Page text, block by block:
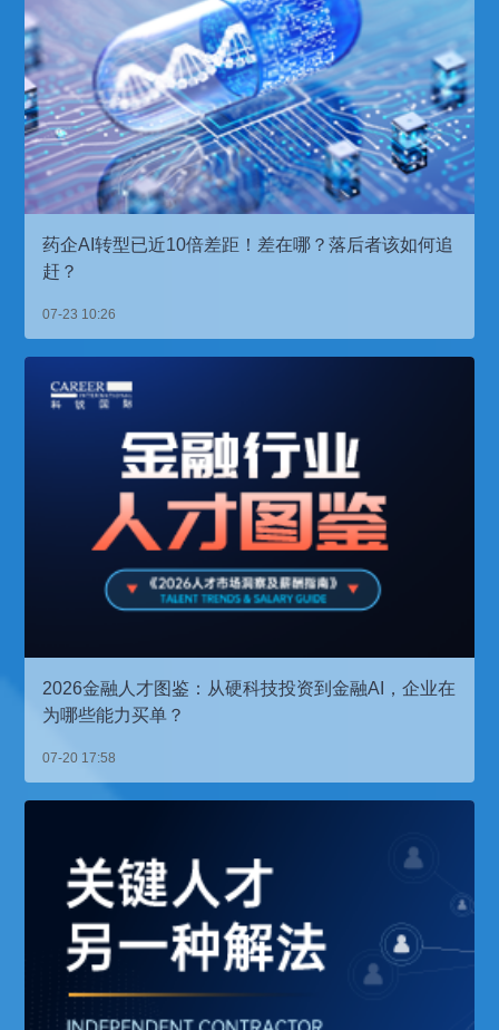
药企AI转型已近10倍差距！差在哪？落后者该如何追
赶？
07-23 10:26
2026金融人才图鉴：从硬科技投资到金融AI，企业在
为哪些能力买单？
07-20 17:58